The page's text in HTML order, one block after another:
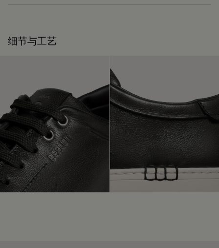
Berluti 积极倡导使用可持续原材料。目前，品牌所使用的超过
包装
Berluti 优先采用环保包装，不含原始化石塑料，全都使用可持
续和回收材料制成。
我们的匠心承诺
护理蜡以滋养和保护皮革。然后用抛光手套用力擦拭，令其焕
领略悉心呵护的仪式感
可修复性
承袭创始人Alessandro Berluti兼具制靴与修鞋的匠艺传承，
Berluti自诞生之初便秉持循环理念，悉心为顾客提供养护与修
复服务，令每件作品的生命得以延续。 无论是鞋履、皮具，还
是成衣，我们的工坊皆提供多样化的修复与保养服务，令每件
作品皆能优雅长久地陪伴在顾客身边。
细节与工艺